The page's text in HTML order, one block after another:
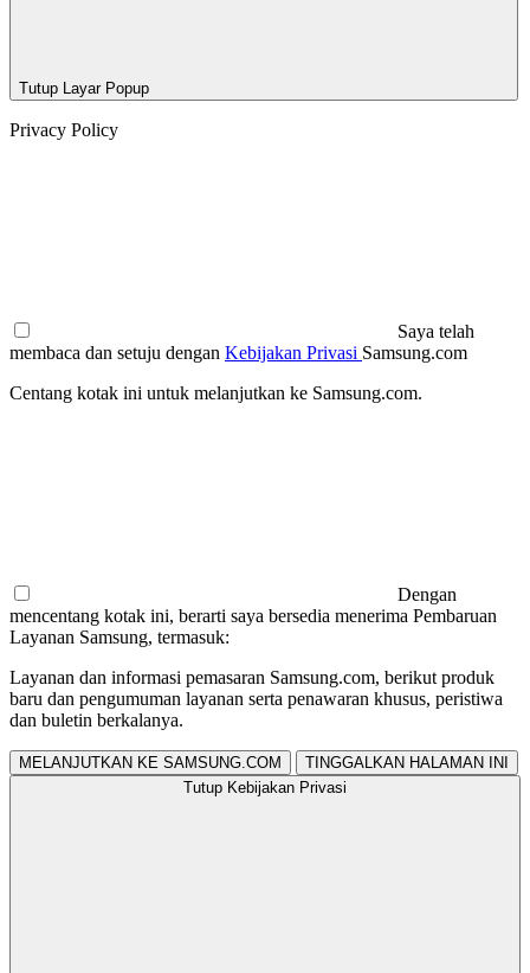
Tutup Layar Popup
Privacy Policy
Saya telah
membaca dan setuju dengan Kebijakan Privasi Samsung.com
Centang kotak ini untuk melanjutkan ke Samsung.com.
Dengan
mencentang kotak ini, berarti saya bersedia menerima Pembaruan
Layanan Samsung, termasuk:
Layanan dan informasi pemasaran Samsung.com, berikut produk
baru dan pengumuman layanan serta penawaran khusus, peristiwa
dan buletin berkalanya.
MELANJUTKAN KE SAMSUNG.COM
TINGGALKAN HALAMAN INI
Tutup Kebijakan Privasi